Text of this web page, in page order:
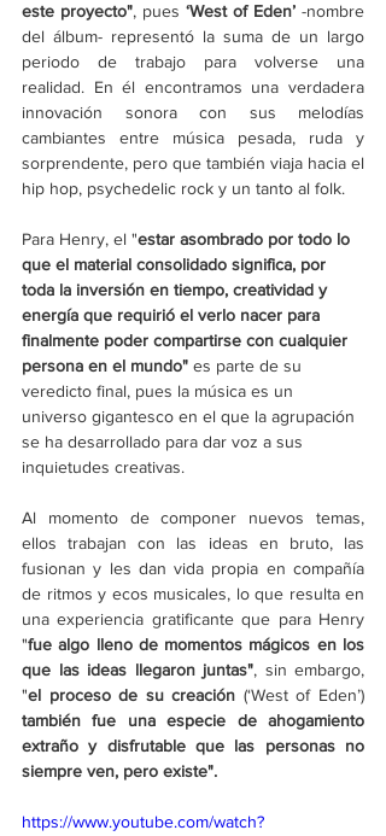
este proyecto", pues ‘West of Eden’ -nombre
del álbum- representó la suma de un largo
periodo de trabajo para volverse una
realidad. En él encontramos una verdadera
innovación sonora con sus melodías
cambiantes entre música pesada, ruda y
sorprendente, pero que también viaja hacia el
hip hop, psychedelic rock y un tanto al folk.
Para Henry, el "estar asombrado por todo lo
que el material consolidado significa, por
toda la inversión en tiempo, creatividad y
energía que requirió el verlo nacer para
finalmente poder compartirse con cualquier
persona en el mundo" es parte de su
veredicto final, pues la música es un
universo gigantesco en el que la agrupación
se ha desarrollado para dar voz a sus
inquietudes creativas.
Al momento de componer nuevos temas,
ellos trabajan con las ideas en bruto, las
fusionan y les dan vida propia en compañía
de ritmos y ecos musicales, lo que resulta en
una experiencia gratificante que para Henry
"fue algo lleno de momentos mágicos en los
que las ideas llegaron juntas", sin embargo,
"el proceso de su creación (‘West of Eden’)
también fue una especie de ahogamiento
extraño y disfrutable que las personas no
siempre ven, pero existe".
https://www.youtube.com/watch?